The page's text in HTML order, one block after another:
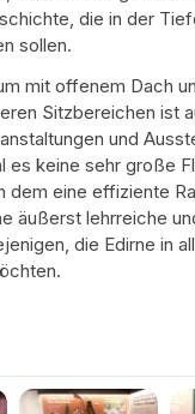
die in der
sollen.
mit offenem Dach
Sitzbereichen ist
und
es keine sehr große
dem eine effiziente
äußerst lehrreiche
die Edirne in